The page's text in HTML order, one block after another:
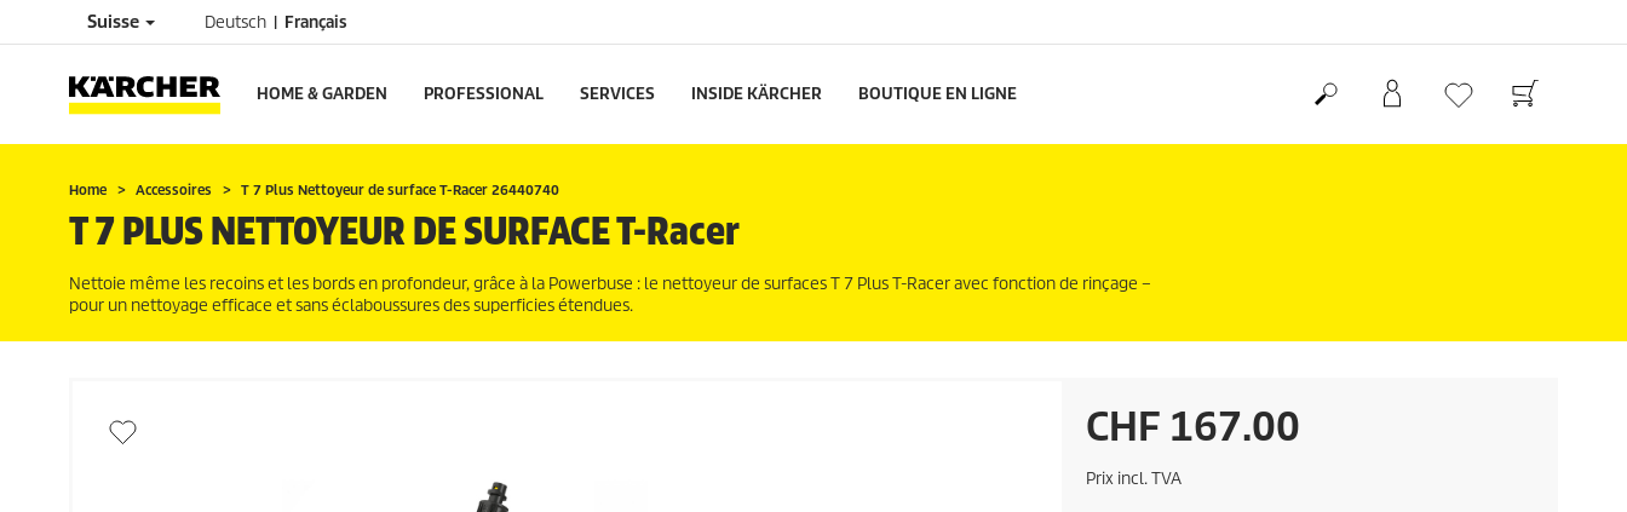
Suisse Deutsch Français
HOME & GARDEN PROFESSIONAL SERVICES INSIDE KÄRCHER BOUTIQUE EN LIGNE
Home Accessoires T 7 Plus Nettoyeur de surface T-Racer 26440740
T 7 PLUS NETTOYEUR DE SURFACET-Racer
Nettoie même les recoins et les bords en profondeur, grâce à la Powerbuse : le nettoyeur de surfaces T 7 PlusT-Raceravec fonction de rinçage –
pour un nettoyage efficace et sans éclaboussures des superficies étendues.
P
r
CHF 167.00
Prix incl. TVA